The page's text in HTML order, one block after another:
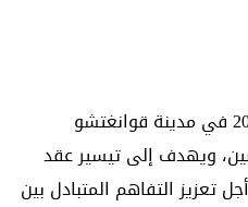
انطلق مؤتمر “فهم الصين” 2020 في مدينة قوانغتشو
ويهدف إلى تيسير عقد
التفاهم المتبادل بين